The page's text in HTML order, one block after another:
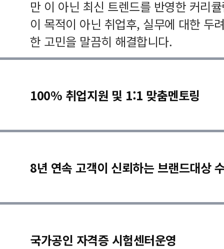
만 이 아닌 최신 트렌드를 반영한 커리
이 목적이 아닌 취업후, 실무에 대한 두
한 고민을 말끔히 해결합니다.
100% 취업지원 및 1:1 맞춤멘토링
8년 연속 고객이 신뢰하는 브랜드대상
국가공인 자격증 시험센터운영